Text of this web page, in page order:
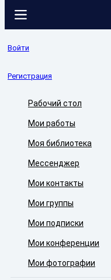
Войти
Регистрация
Рабочий стол
Мои работы
Моя библиотека
Мессенджер
Мои контакты
Мои группы
Мои подписки
Мои конференции
Мои фотографии